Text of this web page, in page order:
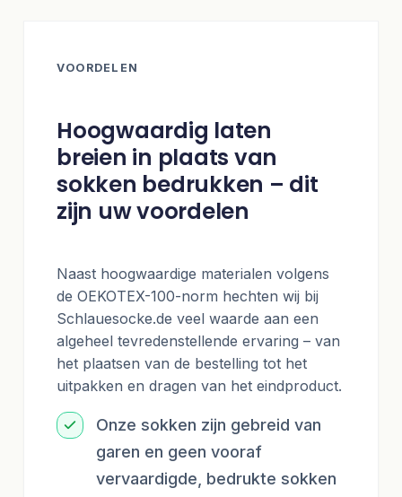
VOORDELEN
Hoogwaardig laten
breien in plaats van
sokken bedrukken – dit
zijn uw voordelen
Naast hoogwaardige materialen volgens
de OEKOTEX-100-norm hechten wij bij
Schlauesocke.de veel waarde aan een
algeheel tevredenstellende ervaring – van
het plaatsen van de bestelling tot het
uitpakken en dragen van het eindproduct.
Onze sokken zijn gebreid van
garen en geen vooraf
vervaardigde, bedrukte sokken